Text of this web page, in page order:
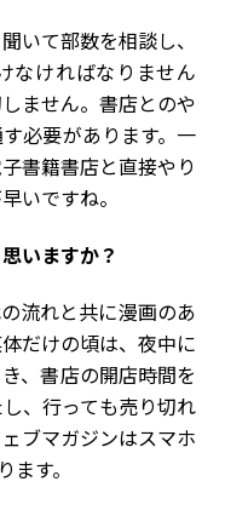
いて部数を相談し、
なければなりません
ません。書店とのや
必要があります。一
書籍書店と直接やり
いですね。
いますか？
流れと共に漫画のあ
だけの頃は、夜中に
、書店の開店時間を
、行っても売り切れ
ブマガジンはスマホ
す。